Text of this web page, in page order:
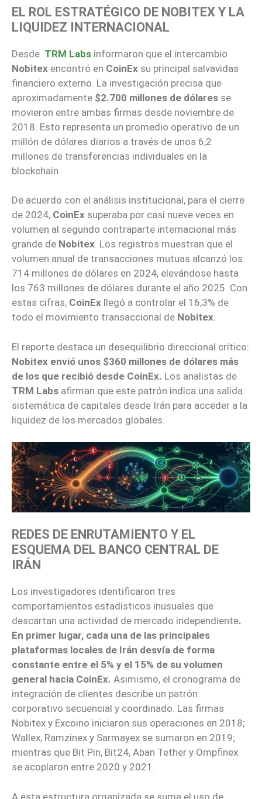
EL ROL ESTRATÉGICO DE NOBITEX Y LA
LIQUIDEZ INTERNACIONAL
Desde TRM Labs informaron que el intercambio
Nobitex encontró en CoinEx su principal salvavidas
financiero externo. La investigación precisa que
aproximadamente $2.700 millones de dólares se
movieron entre ambas firmas desde noviembre de
2018. Esto representa un promedio operativo de un
millón de dólares diarios a través de unos 6,2
millones de transferencias individuales en la
blockchain.
De acuerdo con el análisis institucional, para el cierre
de 2024, CoinEx superaba por casi nueve veces en
volumen al segundo contraparte internacional más
grande de Nobitex. Los registros muestran que el
volumen anual de transacciones mutuas alcanzó los
714 millones de dólares en 2024, elevándose hasta
los 763 millones de dólares durante el año 2025. Con
estas cifras, CoinEx llegó a controlar el 16,3% de
todo el movimiento transaccional de Nobitex.
El reporte destaca un desequilibrio direccional crítico:
Nobitex envió unos $360 millones de dólares más
de los que recibió desde CoinEx. Los analistas de
TRM Labs afirman que este patrón indica una salida
sistemática de capitales desde Irán para acceder a la
liquidez de los mercados globales.
REDES DE ENRUTAMIENTO Y EL
ESQUEMA DEL BANCO CENTRAL DE
IRÁN
Los investigadores identificaron tres
comportamientos estadísticos inusuales que
descartan una actividad de mercado independiente.
En primer lugar, cada una de las principales
plataformas locales de Irán desvía de forma
constante entre el 5% y el 15% de su volumen
general hacia CoinEx. Asimismo, el cronograma de
integración de clientes describe un patrón
corporativo secuencial y coordinado. Las firmas
Nobitex y Excoino iniciaron sus operaciones en 2018;
Wallex, Ramzinex y Sarmayex se sumaron en 2019;
mientras que Bit Pin, Bit24, Aban Tether y Ompfinex
se acoplaron entre 2020 y 2021.
A esta estructura organizada se suma el uso de